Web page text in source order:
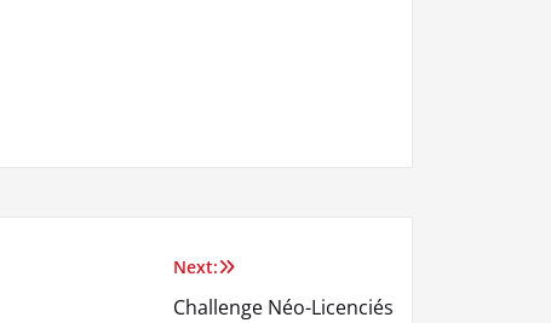
Next:
Challenge Néo-Licenciés